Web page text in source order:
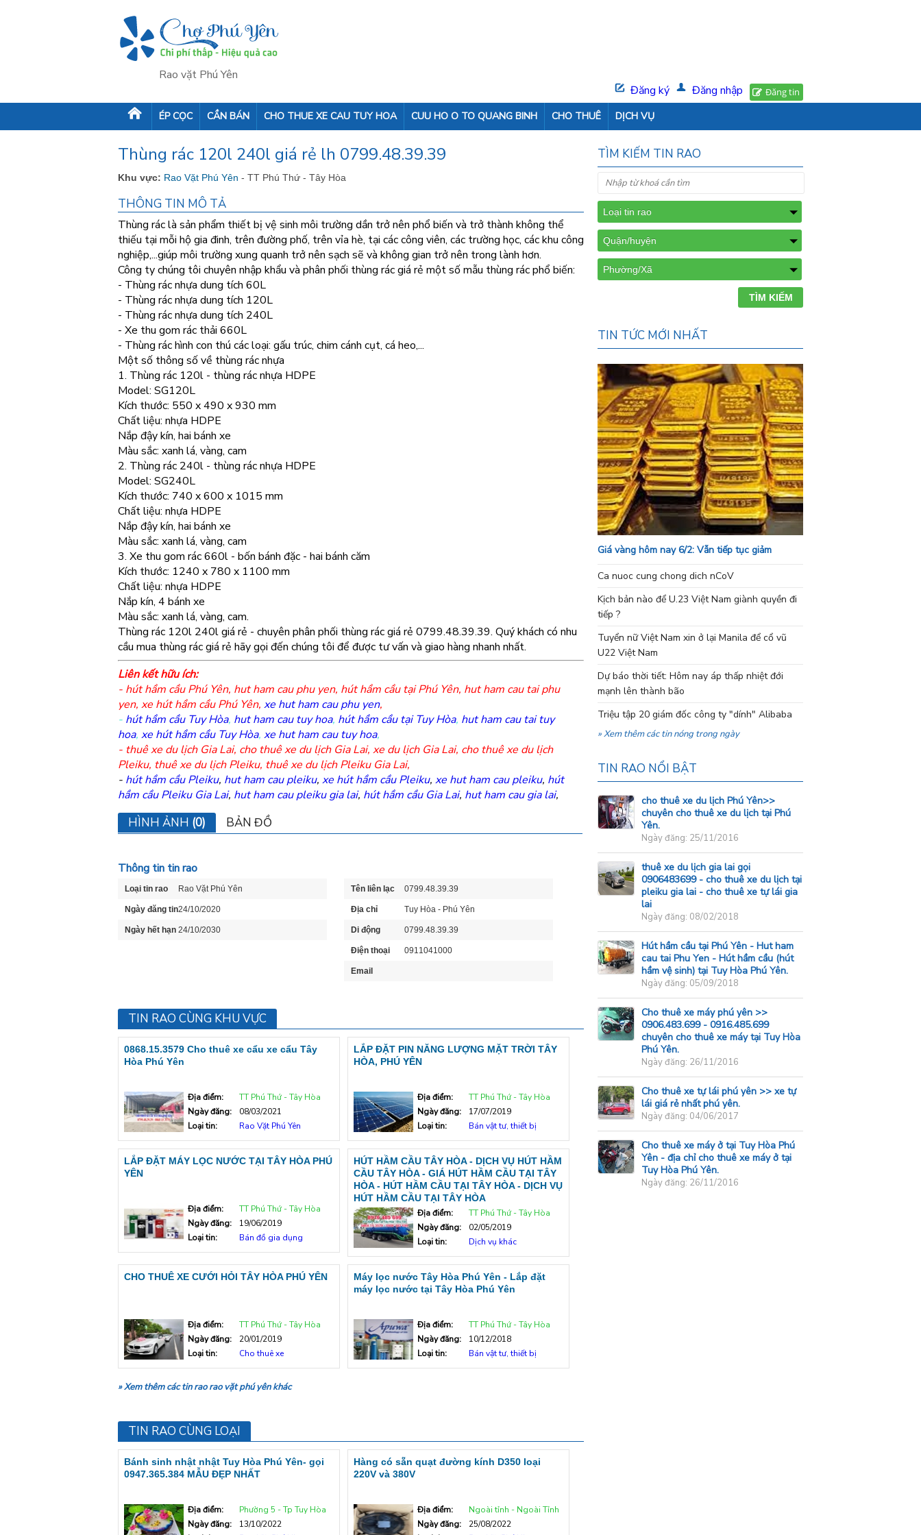
Rao vặt Phú Yên
Đăng tin
Đăng nhập
Đăng ký
ÉP CỌC CẦN BÁN CHO THUE XE CAU TUY HOA CUU HO O TO QUANG BINH CHO THUÊ DỊCH VỤ
Thùng rác 120l 240l giá rẻ lh 0799.48.39.39
Khu vực: Rao Vặt Phú Yên - TT Phú Thứ - Tây Hòa
THÔNG TIN MÔ TẢ
Thùng rác là sản phẩm thiết bị vệ sinh môi trường dần trở nên phổ biến và trở thành không thể
thiếu tại mỗi hộ gia đinh, trên đường phố, trên vỉa hè, tại các công viên, các trường học, các khu công
nghiệp,...giúp môi trường xung quanh trở nên sạch sẽ và không gian trở nên trong lành hơn.
Công ty chúng tôi chuyên nhập khẩu và phân phối thùng rác giá rẻ một số mẫu thùng rác phổ biến:
- Thùng rác nhựa dung tích 60L
- Thùng rác nhựa dung tích 120L
- Thùng rác nhựa dung tích 240L
- Xe thu gom rác thải 660L
- Thùng rác hình con thú các loại: gấu trúc, chim cánh cụt, cá heo,...
Một số thông số về thùng rác nhựa
1. Thùng rác 120l - thùng rác nhựa HDPE
Model: SG120L
Kích thước: 550 x 490 x 930 mm
Chất liệu: nhựa HDPE
Nắp đậy kín, hai bánh xe
Màu sắc: xanh lá, vàng, cam
2. Thùng rác 240l - thùng rác nhựa HDPE
Model: SG240L
Kích thước: 740 x 600 x 1015 mm
Chất liệu: nhựa HDPE
Nắp đậy kín, hai bánh xe
Màu sắc: xanh lá, vàng, cam
3. Xe thu gom rác 660l - bốn bánh đặc - hai bánh căm
Kích thước: 1240 x 780 x 1100 mm
Chất liệu: nhựa HDPE
Nắp kín, 4 bánh xe
Màu sắc: xanh lá, vàng, cam.
Thùng rác 120l 240l giá rẻ - chuyên phân phối thùng rác giá rẻ 0799.48.39.39. Quý khách có nhu
cầu mua thùng rác giá rẻ hãy gọi đến chúng tôi để được tư vấn và giao hàng nhanh nhất.
Liên kết hữu ích:
- hút hầm cầu Phú Yên, hut ham cau phu yen, hút hầm cầu tại Phú Yên, hut ham cau tai phu
yen, xe hút hầm cầu Phú Yên, xe hut ham cau phu yen,
- hút hầm cầu Tuy Hòa, hut ham cau tuy hoa, hút hầm cầu tại Tuy Hòa, hut ham cau tai tuy
hoa, xe hút hầm cầu Tuy Hòa, xe hut ham cau tuy hoa,
- thuê xe du lịch Gia Lai, cho thuê xe du lịch Gia Lai, xe du lịch Gia Lai, cho thuê xe du lịch
Pleiku, thuê xe du lịch Pleiku, thuê xe du lịch Pleiku Gia Lai,
- hút hầm cầu Pleiku, hut ham cau pleiku, xe hút hầm cầu Pleiku, xe hut ham cau pleiku, hút
hầm cầu Pleiku Gia Lai, hut ham cau pleiku gia lai, hút hầm cầu Gia Lai, hut ham cau gia lai,
HÌNH ẢNH (0) BẢN ĐỒ
Thông tin tin rao
Loại tin rao Rao Vặt Phú Yên
Ngày đăng tin24/10/2020
Ngày hết hạn 24/10/2030
Tên liên lạc 0799.48.39.39
Địa chỉ Tuy Hòa - Phú Yên
Di động 0799.48.39.39
Điện thoại 0911041000
Email
TIN RAO CÙNG KHU VỰC
0868.15.3579 Cho thuê xe cẩu xe cẩu Tây
Hòa Phú Yên
Địa điểm:
TT Phú Thứ - Tây Hòa
Ngày đăng:
08/03/2021
Loại tin:
Rao Vặt Phú Yên
LẮP ĐẶT PIN NĂNG LƯỢNG MẶT TRỜI TÂY
HÒA, PHÚ YÊN
Địa điểm:
TT Phú Thứ - Tây Hòa
Ngày đăng:
17/07/2019
Loại tin:
Bán vật tư, thiết bị
LẮP ĐẶT MÁY LỌC NƯỚC TẠI TÂY HÒA PHÚ
YÊN
Địa điểm:
TT Phú Thứ - Tây Hòa
Ngày đăng:
19/06/2019
Loại tin:
Bán đồ gia dụng
HÚT HẦM CẦU TÂY HÒA - DỊCH VỤ HÚT HẦM
CẦU TÂY HÒA - GIÁ HÚT HẦM CẦU TẠI TÂY
HÒA - HÚT HẦM CẦU TẠI TÂY HÒA - DỊCH VỤ
HÚT HẦM CẦU TẠI TÂY HÒA
Địa điểm:
TT Phú Thứ - Tây Hòa
Ngày đăng:
02/05/2019
Loại tin:
Dịch vụ khác
CHO THUÊ XE CƯỚI HỎI TÂY HÒA PHÚ YÊN
Địa điểm:
TT Phú Thứ - Tây Hòa
Ngày đăng:
20/01/2019
Loại tin:
Cho thuê xe
Máy lọc nước Tây Hòa Phú Yên - Lắp đặt
máy lọc nước tại Tây Hòa Phú Yên
Địa điểm:
TT Phú Thứ - Tây Hòa
Ngày đăng:
10/12/2018
Loại tin:
Bán vật tư, thiết bị
» Xem thêm các tin rao rao vặt phú yên khác
TIN RAO CÙNG LOẠI
Bánh sinh nhật nhật Tuy Hòa Phú Yên- gọi
0947.365.384 MẪU ĐẸP NHẤT
Địa điểm:
Phường 5 - Tp Tuy Hòa
Ngày đăng:
13/10/2022
Hàng có sẵn quạt đường kính D350 loại
220V và 380V
Địa điểm:
Ngoài tỉnh - Ngoài Tỉnh
Ngày đăng:
25/08/2022
TÌM KIẾM TIN RAO
TIN TỨC MỚI NHẤT
Giá vàng hôm nay 6/2: Vẫn tiếp tục giảm
Ca nuoc cung chong dich nCoV
Kịch bản nào để U.23 Việt Nam giành quyền đi
tiếp ?
Tuyển nữ Việt Nam xin ở lại Manila để cổ vũ
U22 Việt Nam
Dự báo thời tiết: Hôm nay áp thấp nhiệt đới
mạnh lên thành bão
Triệu tập 20 giám đốc công ty "dính" Alibaba
» Xem thêm các tin nóng trong ngày
TIN RAO NỔI BẬT
cho thuê xe du lịch Phú Yên>>
chuyên cho thuê xe du lịch tại Phú
Yên.
Ngày đăng: 25/11/2016
thuê xe du lịch gia lai gọi
0906483699 - cho thuê xe du lịch tại
pleiku gia lai - cho thuê xe tự lái gia
lai
Ngày đăng: 08/02/2018
Hút hầm cầu tại Phú Yên - Hut ham
cau tai Phu Yen - Hút hầm cầu (hút
hầm vệ sinh) tại Tuy Hòa Phú Yên.
Ngày đăng: 05/09/2018
Cho thuê xe máy phú yên >>
0906.483.699 - 0916.485.699
chuyên cho thuê xe máy tại Tuy Hòa
Phú Yên.
Ngày đăng: 26/11/2016
Cho thuê xe tự lái phú yên >> xe tự
lái giá rẻ nhất phú yên.
Ngày đăng: 04/06/2017
Cho thuê xe máy ở tại Tuy Hòa Phú
Yên - địa chỉ cho thuê xe máy ở tại
Tuy Hòa Phú Yên.
Ngày đăng: 26/11/2016